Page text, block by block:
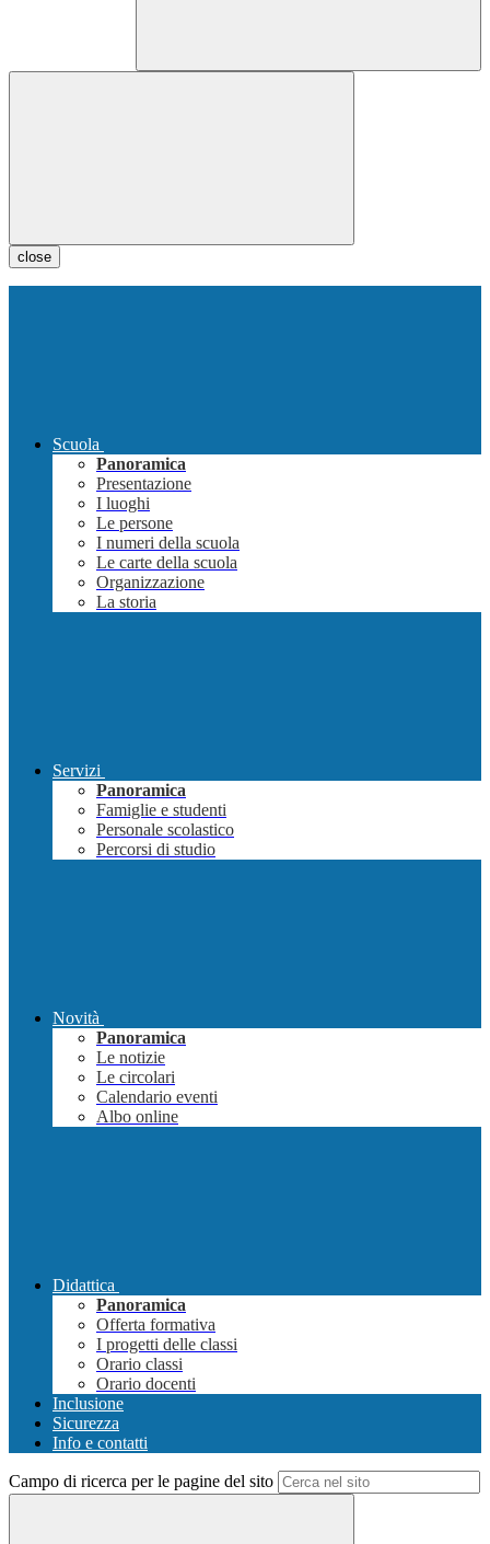
close
Scuola
Panoramica
Presentazione
I luoghi
Le persone
I numeri della scuola
Le carte della scuola
Organizzazione
La storia
Servizi
Panoramica
Famiglie e studenti
Personale scolastico
Percorsi di studio
Novità
Panoramica
Le notizie
Le circolari
Calendario eventi
Albo online
Didattica
Panoramica
Offerta formativa
I progetti delle classi
Orario classi
Orario docenti
Inclusione
Sicurezza
Info e contatti
Campo di ricerca per le pagine del sito